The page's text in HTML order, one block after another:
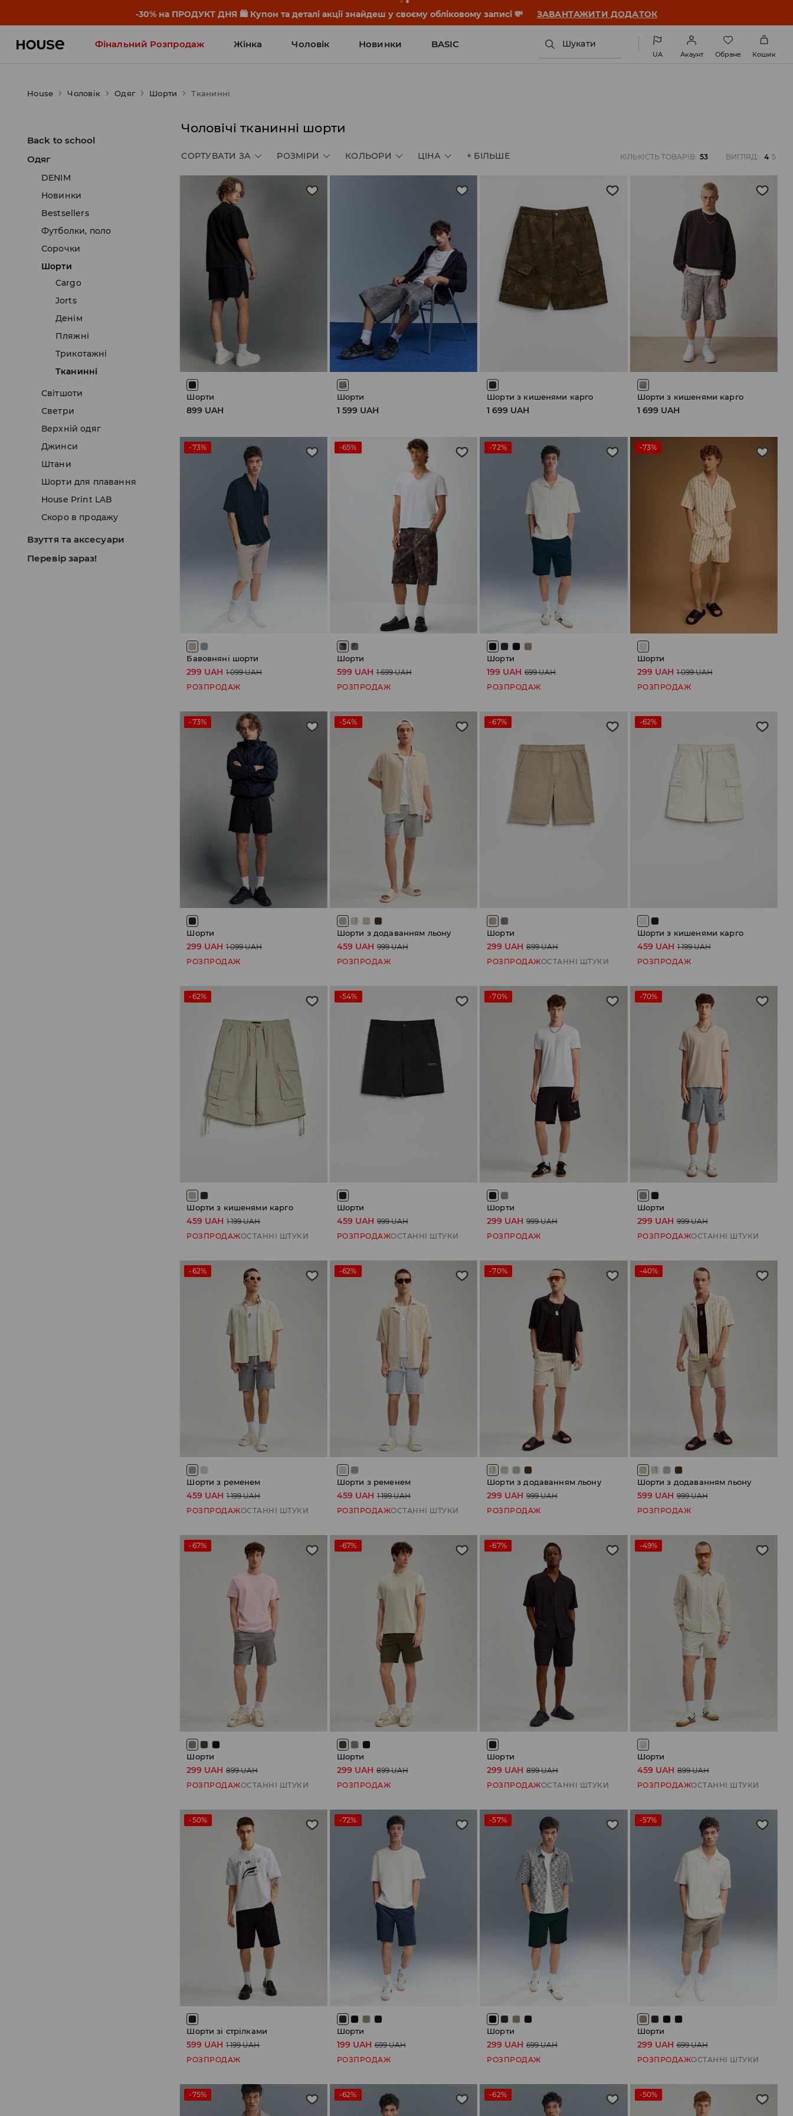
-30% на ПРОДУКТ ДНЯ 🛍️ Купон та деталі акції знайдеш у своєму обліковому записі 💸 ЗАВАНТАЖИТИ ДОДАТОК
Фінальний Розпродаж Жінка Чоловік Новинки BASIC Шукати
UA Акаунт Обране Кошик
House Чоловік Одяг Шорти Тканинні
Back to school
Одяг
DENIM
Новинки
Bestsellers
Футболки, поло
Сорочки
Шорти
Cargo
Jorts
Денім
Пляжнi
Трикотажні
Тканинні
Світшоти
Светри
Верхній одяг
Джинси
Штани
Шорти для плавання
House Print LAB
Скоро в продажу
Взуття та аксесуари
Перевір зараз!
Чоловічі тканинні шорти
СОРТУВАТИ ЗА РОЗМІРИ КОЛЬОРИ ЦІНА + БІЛЬШЕ КІЛЬКІСТЬ ТОВАРІВ: 53 ВИГЛЯД : 4 5
Шорти
899 UAH
Шорти
1 599 UAH
Шорти з кишенями карго
1 699 UAH
Шорти з кишенями карго
1 699 UAH
-73%
Бавовняні шорти
299 UAH 1 099 UAH
РОЗПРОДАЖ
-65%
Шорти
599 UAH 1 699 UAH
РОЗПРОДАЖ
-72%
Шорти
199 UAH 699 UAH
РОЗПРОДАЖ
-73%
Шорти
299 UAH 1 099 UAH
РОЗПРОДАЖ
-73%
Шорти
299 UAH 1 099 UAH
РОЗПРОДАЖ
-54%
Шорти з додаванням льону
459 UAH 999 UAH
РОЗПРОДАЖ
-67%
Шорти
299 UAH 899 UAH
РОЗПРОДАЖОСТАННІ ШТУКИ
-62%
Шорти з кишенями карго
459 UAH 1 199 UAH
РОЗПРОДАЖ
-62%
Шорти з кишенями карго
459 UAH 1 199 UAH
РОЗПРОДАЖОСТАННІ ШТУКИ
-54%
Шорти
459 UAH 999 UAH
РОЗПРОДАЖОСТАННІ ШТУКИ
-70%
Шорти
299 UAH 999 UAH
РОЗПРОДАЖ
-70%
Шорти
299 UAH 999 UAH
РОЗПРОДАЖОСТАННІ ШТУКИ
-62%
Шорти з ременем
459 UAH 1 199 UAH
РОЗПРОДАЖОСТАННІ ШТУКИ
-62%
Шорти з ременем
459 UAH 1 199 UAH
РОЗПРОДАЖОСТАННІ ШТУКИ
-70%
Шорти з додаванням льону
299 UAH 999 UAH
РОЗПРОДАЖ
-40%
Шорти з додаванням льону
599 UAH 999 UAH
РОЗПРОДАЖ
-67%
Шорти
299 UAH 899 UAH
РОЗПРОДАЖОСТАННІ ШТУКИ
-67%
Шорти
299 UAH 899 UAH
РОЗПРОДАЖ
-67%
Шорти
299 UAH 899 UAH
РОЗПРОДАЖОСТАННІ ШТУКИ
-49%
Шорти
459 UAH 899 UAH
РОЗПРОДАЖОСТАННІ ШТУКИ
-50%
Шорти зі стрілками
599 UAH 1 199 UAH
РОЗПРОДАЖ
-72%
Шорти
199 UAH 699 UAH
РОЗПРОДАЖ
-57%
Шорти
299 UAH 699 UAH
РОЗПРОДАЖ
-57%
Шорти
299 UAH 699 UAH
РОЗПРОДАЖОСТАННІ ШТУКИ
-75% -62% -62% -50%